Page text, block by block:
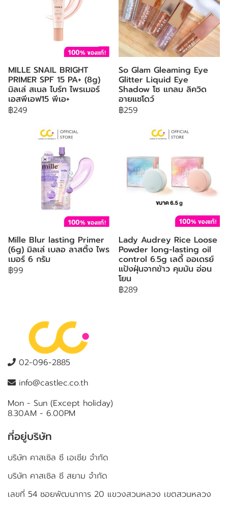
MILLE SNAIL BRIGHT
PRIMER SPF 15 PA+ (8g)
มิลเล่ สเนล ไบร์ท ไพรเมอร์
เอสพีเอฟ15 พีเอ+
฿249
So Glam Gleaming Eye
Glitter Liquid Eye
Shadow โซ แกลม ลิควิด
อายแชโดว์
฿259
Mille Blur lasting Primer
(6g) มิลเล่ เบลอ ลาสติ้ง ไพร
เมอร์ 6 กรัม
฿99
Lady Audrey Rice Loose
Powder long-lasting oil
control 6.5g เลดี้ ออเดรย์
แป้งฝุ่นจากข้าว คุมมัน อ่อน
โยน
฿289
02-096-2885
info@castlec.co.th
Mon - Sun (Except holiday)
8.30AM - 6.00PM
ที่อยู่บริษัท
บริษัท คาสเซิล ซี เอเชีย จำกัด
บริษัท คาสเซิล ซี สยาม จำกัด
เลขที่ 54 ซอยพัฒนาการ 20 แขวงสวนหลวง เขตสวนหลวง